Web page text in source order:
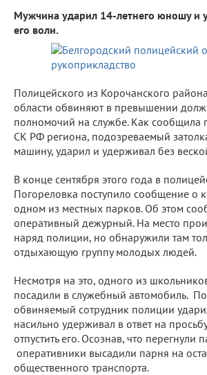
Мужчина ударил 14-летнего юношу и
его воли.
Полицейского из Корочанского
области обвиняют в превышении
полномочий на службе. Как сообщила
СК РФ региона, подозреваемый
машину, ударил и удерживал без
В конце сентября этого года в
Погореловка поступило сообщение о
одном из местных парков. Об этом
оперативный дежурный. На место
наряд полиции, но обнаружили там
отдыхающую группу молодых людей.
Несмотря на это, одного из
посадили в служебный автомобиль.
обвиняемый сотрудник полиции
насильно удерживал в ответ на
отпустить его. Осознав, что перегнули
оперативники высадили парня на
общественного транспорта.